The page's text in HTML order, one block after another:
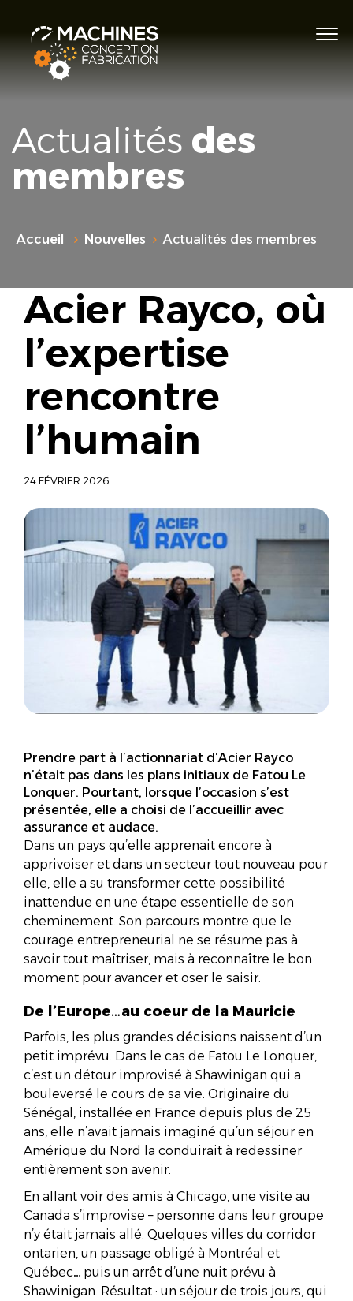
Actualités des
membres
Accueil Nouvelles Actualités des membres
Acier Rayco, où
l’expertise
rencontre
l’humain
24 FÉVRIER 2026
Prendre part à l’actionnariat d’Acier Rayco
n’était pas dans les plans initiaux de Fatou Le
Lonquer. Pourtant, lorsque l’occasion s’est
présentée, elle a choisi de l’accueillir avec
assurance et audace.
Dans un pays qu’elle apprenait encore à
apprivoiser et dans un secteur tout nouveau pour
elle, elle a su transformer cette possibilité
inattendue en une étape essentielle de son
cheminement. Son parcours montre que le
courage entrepreneurial ne se résume pas à
savoir tout maîtriser, mais à reconnaître le bon
moment pour avancer et oser le saisir.
De l’Europe…au coeur de la Mauricie
Parfois, les plus grandes décisions naissent d’un
petit imprévu. Dans le cas de Fatou Le Lonquer,
c’est un détour improvisé à Shawinigan qui a
bouleversé le cours de sa vie. Originaire du
Sénégal, installée en France depuis plus de 25
ans, elle n’avait jamais imaginé qu’un séjour en
Amérique du Nord la conduirait à redessiner
entièrement son avenir.
En allant voir des amis à Chicago, une visite au
Canada s’improvise – personne dans leur groupe
n’y était jamais allé. Quelques villes du corridor
ontarien, un passage obligé à Montréal et
Québec… puis un arrêt d’une nuit prévu à
Shawinigan. Résultat : un séjour de trois jours, qui